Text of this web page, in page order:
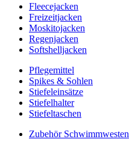
Fleecejacken
Freizeitjacken
Moskitojacken
Regenjacken
Softshelljacken
Pflegemittel
Spikes & Sohlen
Stiefeleinsätze
Stiefelhalter
Stiefeltaschen
Zubehör Schwimmwesten